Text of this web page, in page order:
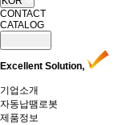
CONTACT
CATALOG
Excellent Solution,
기업소개
자동납땜로봇
제품정보